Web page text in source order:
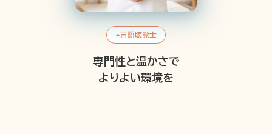
言語聴覚士
専門性と温かさで
よりよい環境を